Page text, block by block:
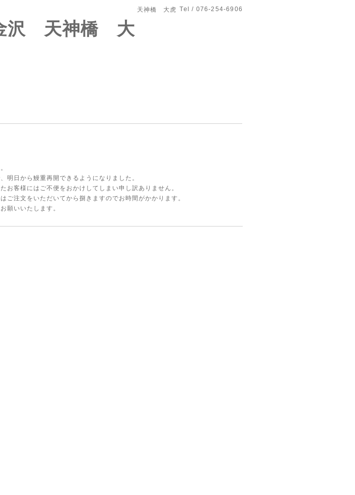
天神橋 大虎 Tel / 076-254-6906
沢 天神橋 大
明日から鰻重再開できるようになりました。
お客様にはご不便をおかけしてしまい申し訳ありません。
ご注文をいただいてから捌きますのでお時間がかかります。
願いいたします。